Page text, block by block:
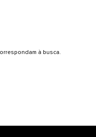
à busca.